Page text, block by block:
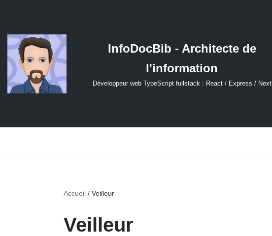
au
contenu
InfoDocBib - Architecte de
l'information
Développeur web TypeScript fullstack : React / Express / Next
Accueil /Veilleur
Veilleur